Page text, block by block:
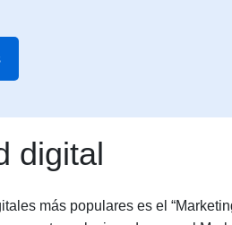
digital
más populares es el